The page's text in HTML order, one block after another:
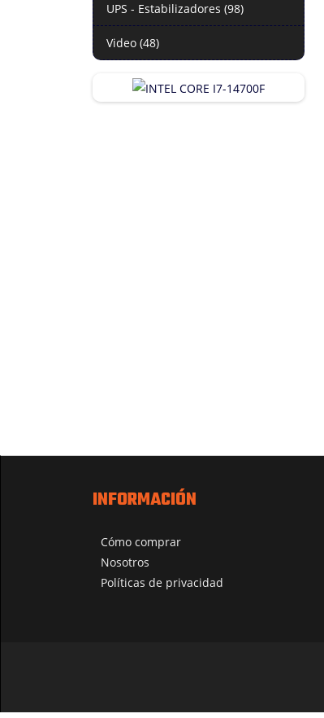
UPS - Estabilizadores (98)
Video (48)
INFORMACIÓN
Cómo comprar
Nosotros
Políticas de privacidad